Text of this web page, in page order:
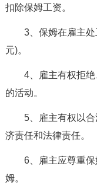
扣除保姆工资。
3、保姆在雇主
元)。
4、雇主有权拒
的活动。
5、雇主有权以
济责任和法律责任。
6、雇主应尊重
姆。